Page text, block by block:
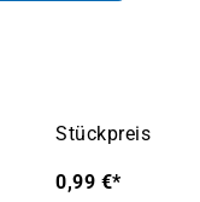
Stückpreis
0,99 €*